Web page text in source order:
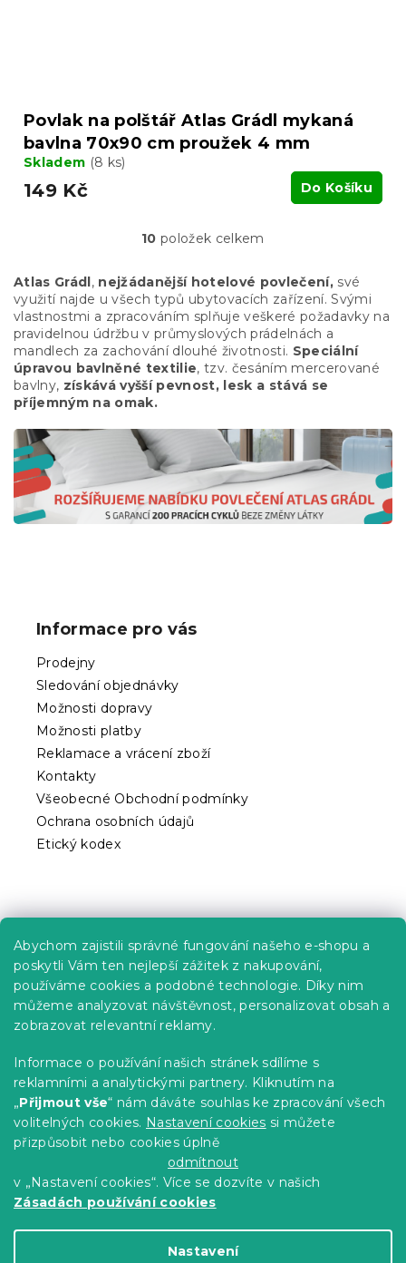
Abychom zajistili správné fungování našeho e-shopu a
poskytli Vám ten nejlepší zážitek z nakupování,
používáme cookies a podobné technologie. Díky nim
můžeme analyzovat návštěvnost, personalizovat obsah a
zobrazovat relevantní reklamy.
Informace o používání našich stránek sdílíme s
reklamními a analytickými partnery. Kliknutím na
„Přijmout vše“ nám dáváte souhlas ke zpracování všech
volitelných cookies. Nastavení cookies si můžete
přizpůsobit nebo cookies úplně
odmítnout
v „Nastavení cookies“. Více se dozvíte v našich
Zásadách používání cookies
Nastavení
Povlak na polštář Atlas Grádl mykaná
bavlna 70x90 cm proužek 4 mm
Skladem (8 ks)
149 Kč Do Košíku
O
l
á
d
a
c
í
p
k
v
ý
p
i
10 položek celkem
Atlas Grádl, nejžádanější hotelové povlečení, své
využití najde u všech typů ubytovacích zařízení. Svými
vlastnostmi a zpracováním splňuje veškeré požadavky na
pravidelnou údržbu v průmyslových prádelnách a
mandlech za zachování dlouhé životnosti. Speciální
úpravou bavlněné textilie, tzv. česáním mercerované
bavlny, získává vyšší pevnost, lesk a stává se
příjemným na omak.
Informace pro vás
Prodejny
Sledování objednávky
Možnosti dopravy
Možnosti platby
Reklamace a vrácení zboží
Kontakty
Všeobecné Obchodní podmínky
Ochrana osobních údajů
Etický kodex
Kariéra
Poptávky a B2B spolupráce
Proč se u nás registrovat?
Věrnostní program - Sleva až 10 %
Návody
Tabulky velikostí
Blog